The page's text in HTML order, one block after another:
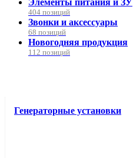
404 позиций
Звонки и аксессуары
68 позиций
Новогодняя продукция
112 позиций
Генераторные установки